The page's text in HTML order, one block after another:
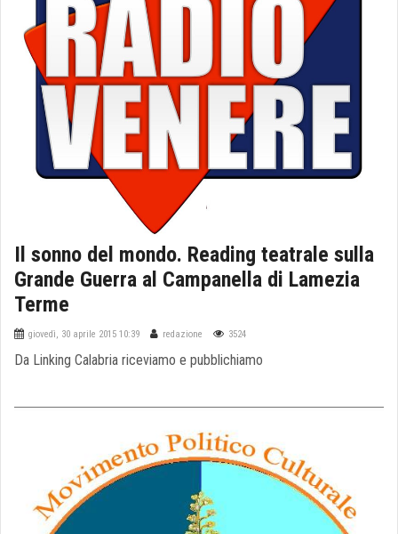
Il sonno del mondo. Reading teatrale sulla
Grande Guerra al Campanella di Lamezia
Terme
giovedì, 30 aprile 2015 10:39 redazione 3524
Da Linking Calabria riceviamo e pubblichiamo